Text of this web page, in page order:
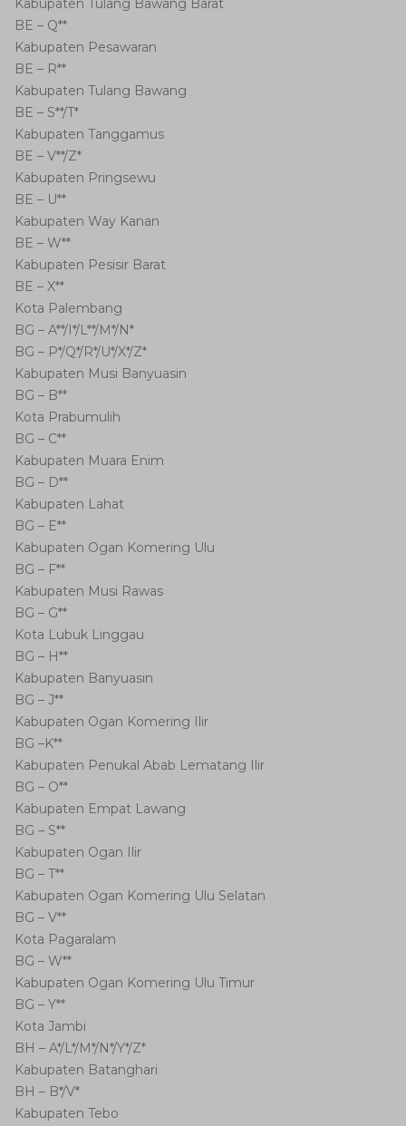
Kabupaten Tulang Bawang Barat
BE – Q**
Kabupaten Pesawaran
BE – R**
Kabupaten Tulang Bawang
BE – S**/T*
Kabupaten Tanggamus
BE – V**/Z*
Kabupaten Pringsewu
BE – U**
Kabupaten Way Kanan
BE – W**
Kabupaten Pesisir Barat
BE – X**
Kota Palembang
BG – A**/I*/L**/M*/N*
BG – P*/Q*/R*/U*/X*/Z*
Kabupaten Musi Banyuasin
BG – B**
Kota Prabumulih
BG – C**
Kabupaten Muara Enim
BG – D**
Kabupaten Lahat
BG – E**
Kabupaten Ogan Komering Ulu
BG – F**
Kabupaten Musi Rawas
BG – G**
Kota Lubuk Linggau
BG – H**
Kabupaten Banyuasin
BG – J**
Kabupaten Ogan Komering Ilir
BG –K**
Kabupaten Penukal Abab Lematang Ilir
BG – O**
Kabupaten Empat Lawang
BG – S**
Kabupaten Ogan Ilir
BG – T**
Kabupaten Ogan Komering Ulu Selatan
BG – V**
Kota Pagaralam
BG – W**
Kabupaten Ogan Komering Ulu Timur
BG – Y**
Kota Jambi
BH – A*/L*/M*/N*/Y*/Z*
Kabupaten Batanghari
BH – B*/V*
Kabupaten Tebo